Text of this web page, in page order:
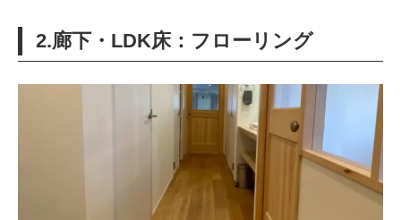
2.廊下・LDK床：フローリング